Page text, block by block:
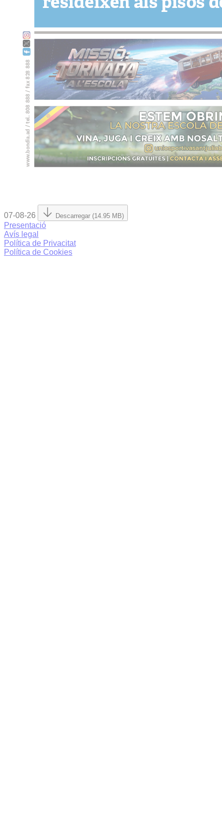
07-08-26 Descarregar (14.95 MB)
Presentació
Avís legal
Política de Privacitat
Política de Cookies